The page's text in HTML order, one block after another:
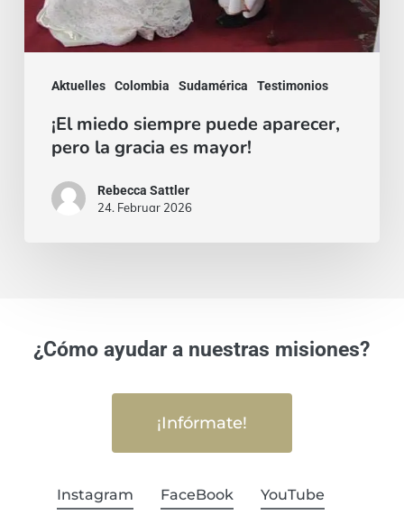
Aktuelles Colombia Sudamérica Testimonios
¡El miedo siempre puede aparecer,
pero la gracia es mayor!
Rebecca Sattler
24. Februar 2026
¿Cómo ayudar a nuestras misiones?
¡Infórmate!
Instagram FaceBook YouTube